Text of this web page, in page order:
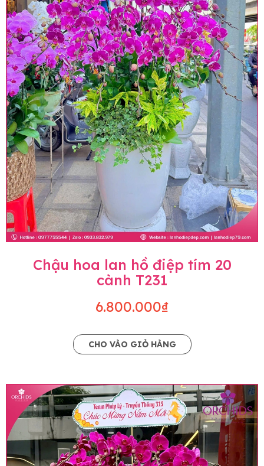
Chậu hoa lan hồ điệp tím 20
cành T231
6.800.000₫
CHO VÀO GIỎ HÀNG